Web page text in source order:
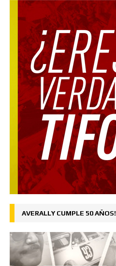
AVERALLY CUMPLE 50 AÑOS!